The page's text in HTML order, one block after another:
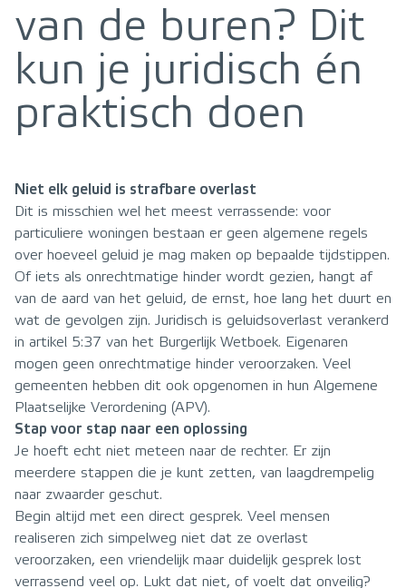
van de buren? Dit
kun je juridisch én
praktisch doen
Niet elk geluid is strafbare overlast
Dit is misschien wel het meest verrassende: voor
particuliere woningen bestaan er geen algemene regels
over hoeveel geluid je mag maken op bepaalde tijdstippen.
Of iets als onrechtmatige hinder wordt gezien, hangt af
van de aard van het geluid, de ernst, hoe lang het duurt en
wat de gevolgen zijn. Juridisch is geluidsoverlast verankerd
in artikel 5:37 van het Burgerlijk Wetboek. Eigenaren
mogen geen onrechtmatige hinder veroorzaken. Veel
gemeenten hebben dit ook opgenomen in hun Algemene
Plaatselijke Verordening (APV).
Stap voor stap naar een oplossing
Je hoeft echt niet meteen naar de rechter. Er zijn
meerdere stappen die je kunt zetten, van laagdrempelig
naar zwaarder geschut.
Begin altijd met een direct gesprek. Veel mensen
realiseren zich simpelweg niet dat ze overlast
veroorzaken, een vriendelijk maar duidelijk gesprek lost
verrassend veel op. Lukt dat niet, of voelt dat onveilig?